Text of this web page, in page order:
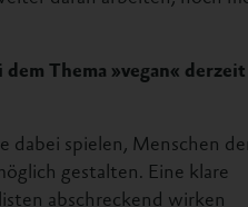
Thema »vegan« derzeit
spielen, Menschen den
gestalten. Eine klare
abschreckend wirken